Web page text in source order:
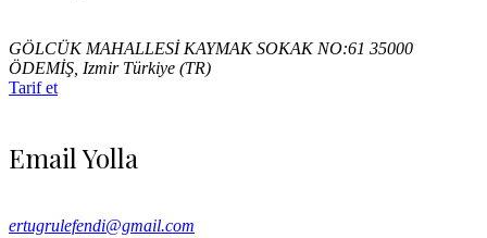
GÖLCÜK MAHALLESİ KAYMAK SOKAK NO:61 35000
ÖDEMİŞ, Izmir Türkiye (TR)
Tarif et
Email Yolla
ertugrulefendi@gmail.com